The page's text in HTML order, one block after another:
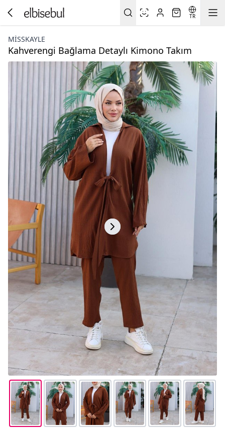
TR
MISSKAYLE
Kahverengi Bağlama Detaylı Kimono Takım